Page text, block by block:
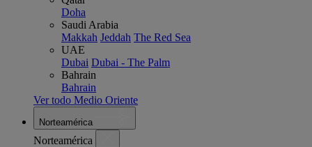
Doha
Saudi Arabia
Makkah Jeddah The Red Sea
UAE
Dubai Dubai - The Palm
Bahrain
Bahrain
Ver todo Medio Oriente
Norteamérica
Norteamérica